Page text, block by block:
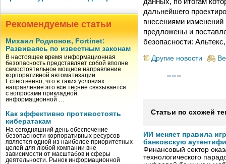
Рекомендуемые статьи
Михаил Родионов, Fortinet:
Развиваясь по известным законам
В настоящее время информационная
безопасность представляет собой вполне
самостоятельное мощное направление
корпоративной автоматизации.
Естественно, что в таких условиях
направление это все теснее связывается
с вопросами прикладной
информационной …
Как эффективно противостоять
кибератакам
На сегодняшний день обеспечение
безопасности корпоративных ресурсов
является одной из наиболее приоритетных
целей для любой компании вне
зависимости от масштабов и сферы
деятельности. Рынок информационной
дальнейшего
внесениями
предложены и
безопасности:
Другие новости
Статьи по схожей
ИИ меняет правила
банковскую
Финансовый сектор
технологического